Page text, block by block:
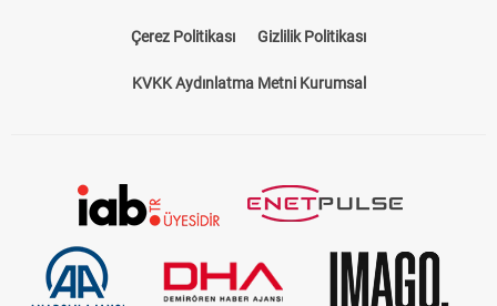
Çerez Politikası Gizlilik Politikası
KVKK Aydınlatma Metni Kurumsal